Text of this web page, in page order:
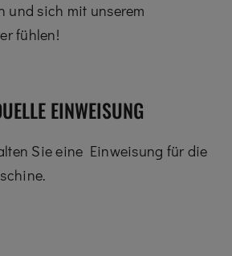
und sich mit unserem
fühlen!
EINWEISUNG
Sie eine Einweisung für die